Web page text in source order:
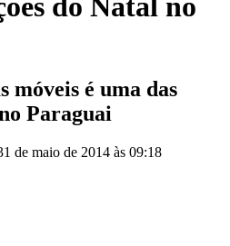
móveis é uma das
Paraguai
de maio de 2014 às 09:18